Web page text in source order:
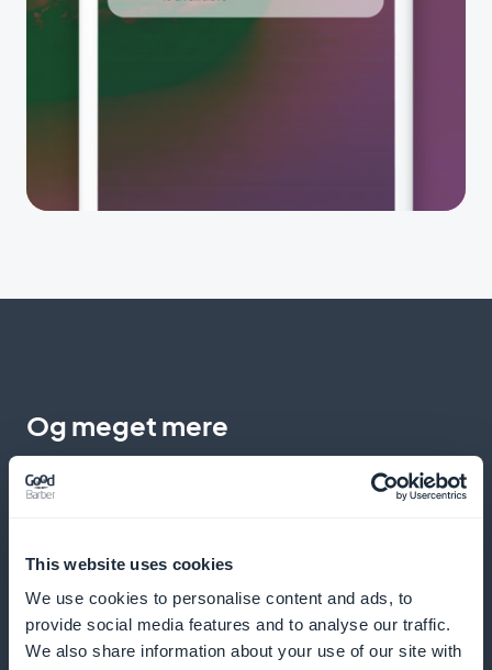
This website uses cookies
We use cookies to personalise content and ads, to
provide social media features and to analyse our traffic.
We also share information about your use of our site with
Og meget mere
Overvågning af ernæringsmæssige
fremskridt